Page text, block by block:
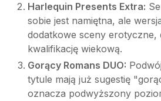
Harlequin Presents Extra:
sobie jest namiętna, ale
dodatkowe sceny erotyczne,
kwalifikację wiekową.
Gorący Romans DUO:
tytule mają już sugestię
oznacza podwyższony